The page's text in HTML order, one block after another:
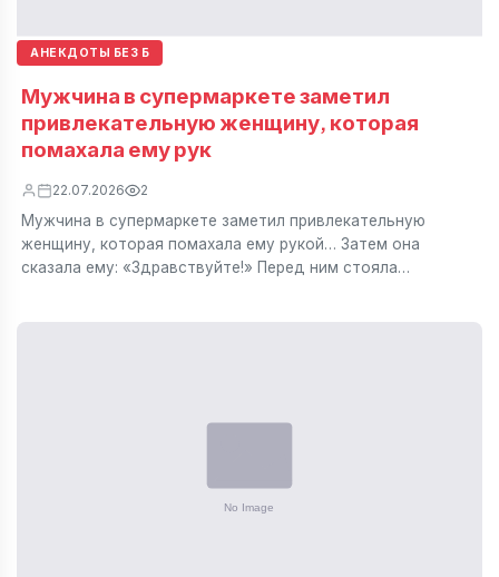
АНЕКДОТЫ БЕЗ Б
Мужчина в супермаркете заметил
привлекательную женщину, которая
помахала ему рук
22.07.2026 2
Мужчина в супермаркете заметил привлекательную
женщину, которая помахала ему рукой… Затем она
сказала ему: «Здравствуйте!» Перед ним стояла…